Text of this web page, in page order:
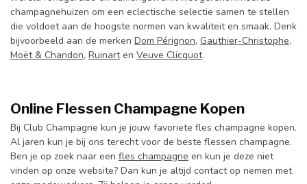
champagnehuizen om een eclectische selectie samen te stellen
die voldoet aan de hoogste normen van kwaliteit en smaak. Denk
bijvoorbeeld aan de merken Dom Pérignon, Gauthier-Christophe,
Moët & Chandon, Ruinarten Veuve Clicquot.
Online Flessen Champagne Kopen
Bij Club Champagne kun je jouw favoriete fles champagne kopen.
Al jaren kun je bij ons terecht voor de beste flessen champagne.
Ben je op zoek naar een fles champagne en kun je deze niet
vinden op onze website? Dan kun je altijd contact op nemen met